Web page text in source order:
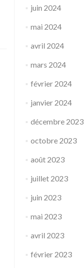
juin 2024
mai 2024
avril 2024
mars 2024
février 2024
janvier 2024
décembre 2023
octobre 2023
août 2023
juillet 2023
juin 2023
mai 2023
avril 2023
février 2023